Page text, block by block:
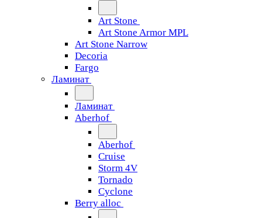
Art Stone
Art Stone Armor MPL
Art Stone Narrow
Decoria
Fargo
Ламинат
Ламинат
Aberhof
Aberhof
Cruise
Storm 4V
Tornado
Сyclone
Berry alloc